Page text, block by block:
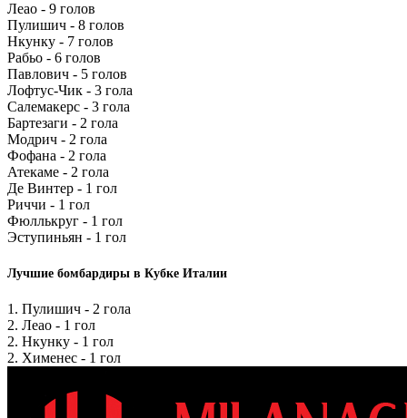
Леао - 9 голов
Пулишич - 8 голов
Нкунку - 7 голов
Рабьо - 6 голов
Павлович - 5 голов
Лофтус-Чик - 3 гола
Салемакерс - 3 гола
Бартезаги - 2 гола
Модрич - 2 гола
Фофана - 2 гола
Атекаме - 2 гола
Де Винтер - 1 гол
Риччи - 1 гол
Фюллькруг - 1 гол
Эступиньян - 1 гол
Лучшие бомбардиры в Кубке Италии
1. Пулишич - 2 гола
2. Леао - 1 гол
2. Нкунку - 1 гол
2. Хименес - 1 гол